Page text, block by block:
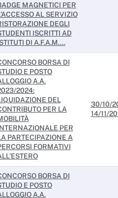
MAGNETICI PER
AL SERVIZIO
DEGLI
ISCRITTI AD
DI A.F.A.M....
BORSA DI
E POSTO
A.A.
2024:
DEL
PER LA
PER
PARTECIPAZIONE A
FORMATIVI
30/10/
14/11/
BORSA DI
E POSTO
A.A.